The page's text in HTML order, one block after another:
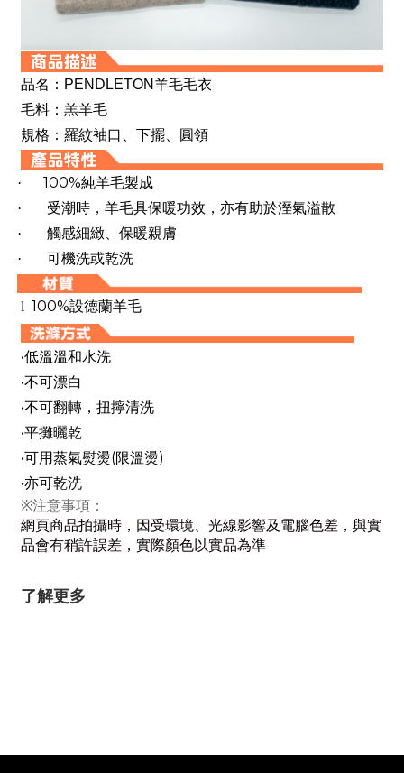
品名：PENDLETON羊毛毛衣
毛料：羔羊毛
規格：羅紋袖口、下擺、圓領
· 100%純羊毛製成
·
受潮時，羊毛具保暖功效，亦有助於溼氣溢散
·
觸感細緻、保暖親膚
·
可機洗或乾洗
l 100%設德蘭羊毛
•低溫溫和水洗
•不可漂白
•不可翻轉，扭擰清洗
•平攤曬乾
•可用蒸氣熨燙(限溫燙)
•亦可乾洗
※注意事項：
網頁商品拍攝時，因受環境、光線影響及電腦色差，與實
品會有稍許誤差，實際顏色以實品為準
了解更多